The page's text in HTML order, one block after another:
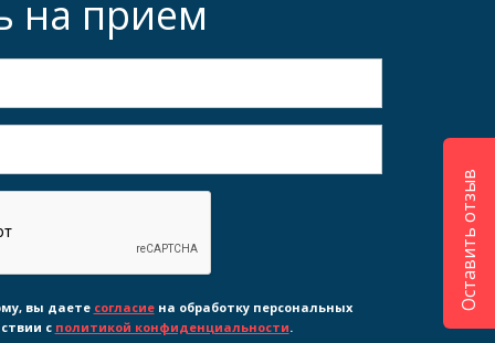
на прием
вы даете согласиена обработку персональных
с политикой конфиденциальности.
Оставить отзыв